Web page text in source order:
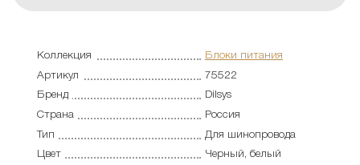
Коллекция
Блоки питания
Артикул
75522
Бренд
Dilsys
Страна
Россия
Тип
Для шинопровода
Цвет
Черный, белый